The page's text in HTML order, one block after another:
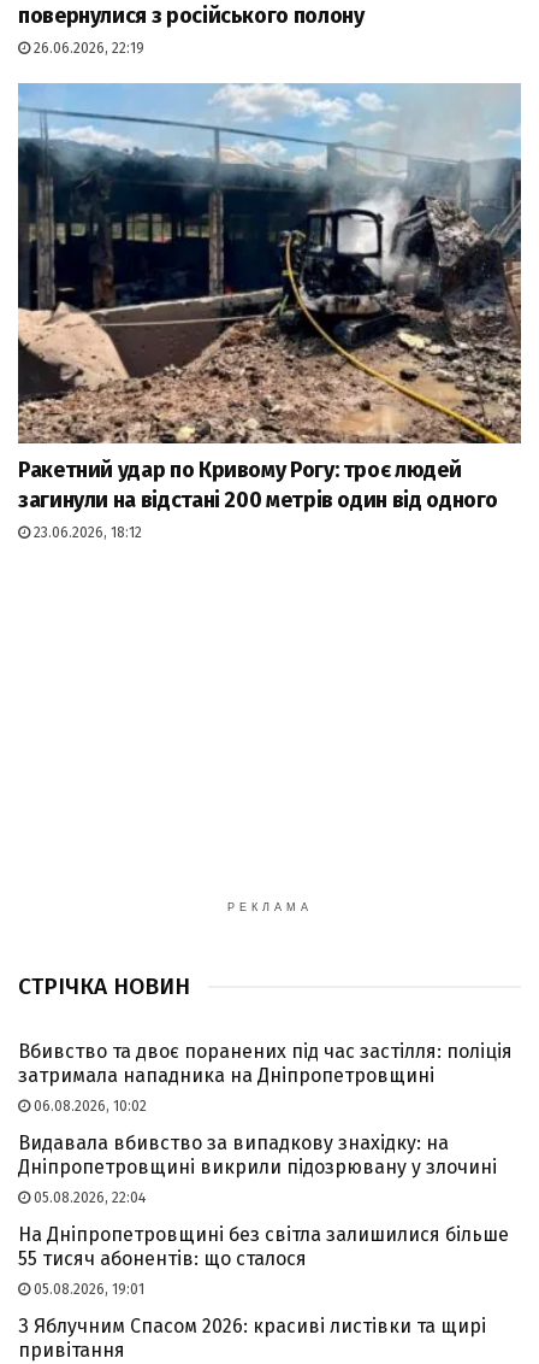
повернулися з російського полону
26.06.2026, 22:19
Ракетний удар по Кривому Рогу: троє людей
загинули на відстані 200 метрів один від одного
23.06.2026, 18:12
РЕКЛАМА
СТРІЧКА НОВИН
Вбивство та двоє поранених під час застілля: поліція
затримала нападника на Дніпропетровщині
06.08.2026, 10:02
Видавала вбивство за випадкову знахідку: на
Дніпропетровщині викрили підозрювану у злочині
05.08.2026, 22:04
На Дніпропетровщині без світла залишилися більше
55 тисяч абонентів: що сталося
05.08.2026, 19:01
З Яблучним Спасом 2026: красиві листівки та щирі
привітання